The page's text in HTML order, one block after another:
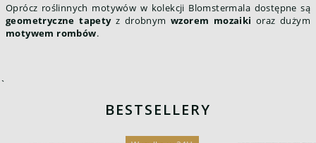
Oprócz roślinnych motywów w kolekcji Blomstermala dostępne są
geometryczne tapetyz drobnym wzorem mozaiki oraz dużym
motywem rombów.
`
BESTSELLERY